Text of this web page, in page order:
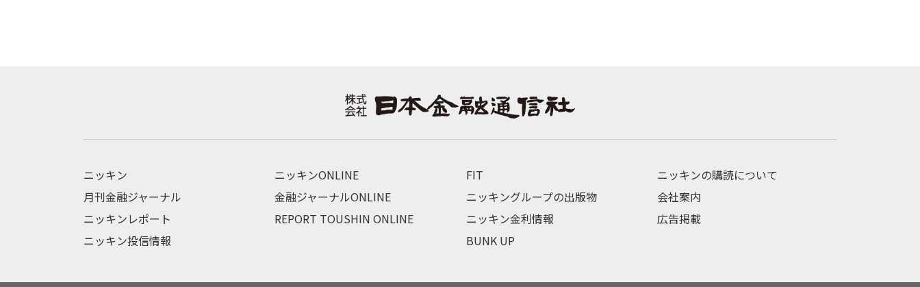
ニッキン
月刊金融ジャーナル
ニッキンレポート
ニッキン投信情報
ニッキンONLINE
金融ジャーナルONLINE
REPORT TOUSHIN ONLINE
FIT
ニッキングループの出版物
ニッキン金利情報
BUNK UP
ニッキンの購読について
会社案内
広告掲載